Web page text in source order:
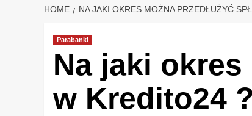
HOME NA JAKI OKRES MOŻNA PRZEDŁUŻYĆ
Parabanki
Na jaki okres
w Kredito24 ?